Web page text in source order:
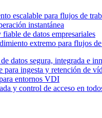
escalable para flujos de
instantánea
de datos empresariales
extremo para flujos
datos segura, integrada e
para ingesta y retención de
entornos VDI
y control de acceso en